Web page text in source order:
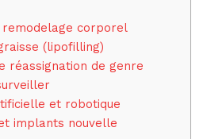
remodelage corporel
(lipofilling)
réassignation de genre
et robotique
implants nouvelle